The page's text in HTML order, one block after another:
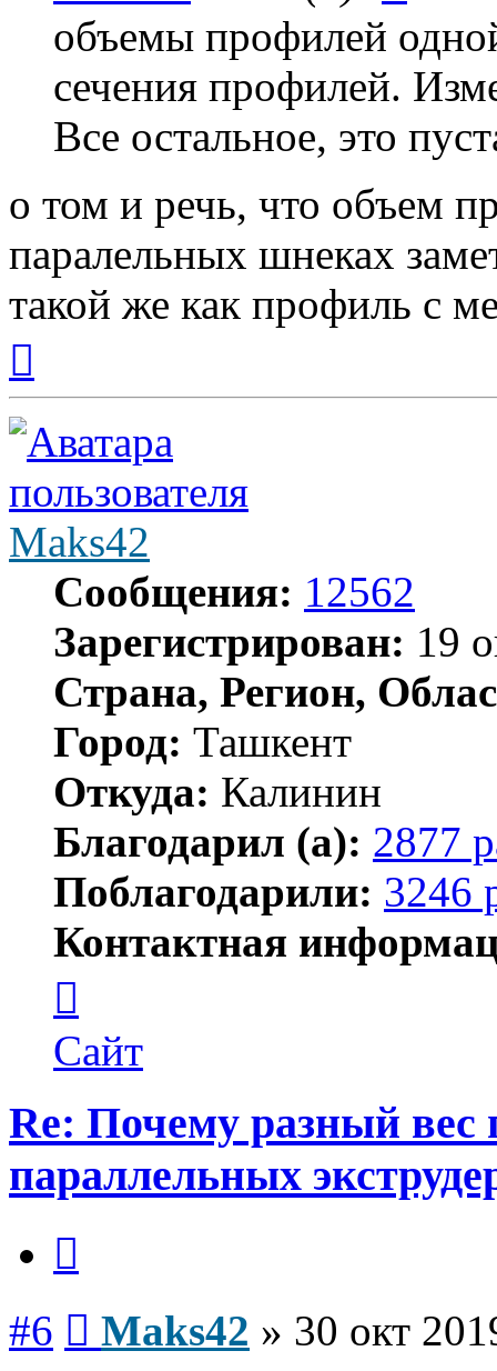
объемы профилей
сечения профилей.
Все остальное, это
о том и речь, что объем
паралельных шнеках
такой же как профиль с
началу
Maks42
Сообщения: 12562
Зарегистрирован: 19
Страна, Регион,
Город: Ташкент
Откуда: Калинин
Благодарил (а): 2877
Поблагодарили: 3246
Контактная
пользователя
Maks42
Сайт
Re: Почему разный вес
параллельных
#6 Maks42 » 30 окт